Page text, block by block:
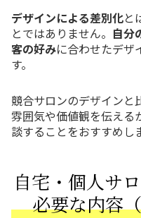
デザインによる差別化と
とではありません。 自分
客の好みに合わせたデザ
す。
競合サロンのデザインと
雰囲気や価値観を伝える
談することをおすすめし
自宅・個人サ
必要な内容